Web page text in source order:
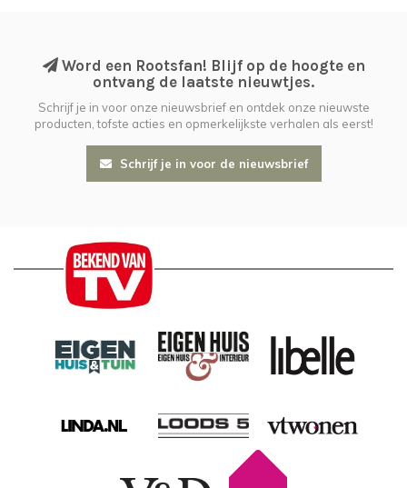
Word een Rootsfan! Blijf op de hoogte en
ontvang de laatste nieuwtjes.
Schrijf je in voor onze nieuwsbrief en ontdek onze nieuwste
producten, tofste acties en opmerkelijkste verhalen als eerst!
Schrijf je in voor de nieuwsbrief